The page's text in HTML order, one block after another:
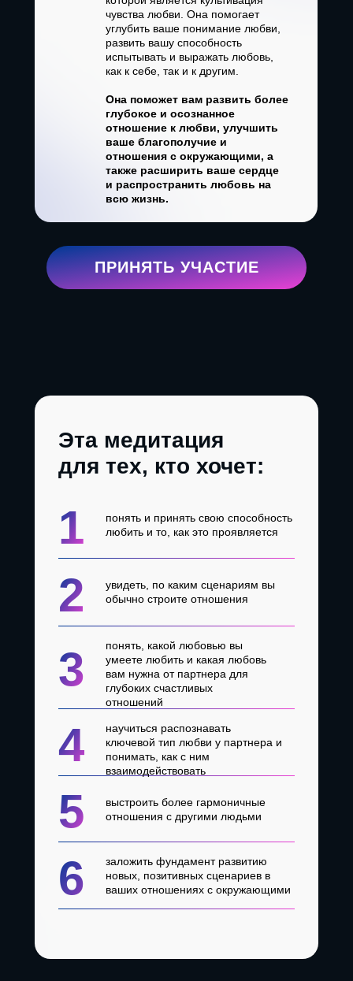
чувства любви. Она помогает
углубить ваше понимание любви,
развить вашу способность
испытывать и выражать любовь,
как к себе, так и к другим.
Она поможет вам развить более
глубокое и осознанное
отношение к любви, улучшить
ваше благополучие и
отношения с окружающими, а
также расширить ваше сердце
и распространить любовь на
всю жизнь.
ПРИНЯТЬ УЧАСТИЕ
Эта медитация
для тех, кто хочет:
3
понять, какой любовью вы
умеете любить и какая любовь
вам нужна от партнера для
глубоких счастливых
отношений
4
научиться распознавать
ключевой тип любви у партнера и
понимать, как с ним
взаимодействовать
1
понять и принять свою способность
любить и то, как это проявляется
5
выстроить более гармоничные
отношения с другими людьми
2
увидеть, по каким сценариям вы
обычно строите отношения
6
заложить фундамент развитию
новых, позитивных сценариев в
ваших отношениях с окружающими